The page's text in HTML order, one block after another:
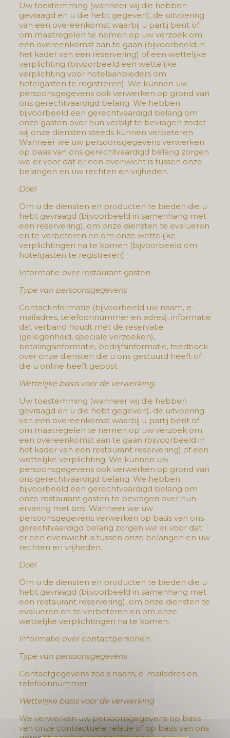
Uw toestemming (wanneer wij die hebben
gevraagd en u die hebt gegeven), de uitvoering
van een overeenkomst waarbij u partij bent of
om maatregelen te nemen op uw verzoek om
een overeenkomst aan te gaan (bijvoorbeeld in
het kader van een reservering) of een wettelijke
verplichting (bijvoorbeeld een wettelijke
verplichting voor hotelaanbieders om
hotelgasten te registreren). We kunnen uw
persoonsgegevens ook verwerken op grond van
ons gerechtvaardigd belang. We hebben
bijvoorbeeld een gerechtvaardigd belang om
onze gasten over hun verblijf te bevragen zodat
wij onze diensten steeds kunnen verbeteren.
Wanneer we uw persoonsgegevens verwerken
op basis van ons gerechtvaardigd belang zorgen
we er voor dat er een evenwicht is tussen onze
belangen en uw rechten en vrijheden.
Doel
Om u de diensten en producten te bieden die u
hebt gevraagd (bijvoorbeeld in samenhang met
een reservering), om onze diensten te evalueren
en te verbeteren en om onze wettelijke
verplichtingen na te komen (bijvoorbeeld om
hotelgasten te registreren).
Informatie over restaurant gasten
Type van persoonsgegevens
Contactinformatie (bijvoorbeeld uw naam, e-
mailadres, telefoonnummer en adres), informatie
dat verband houdt met de reservatie
(gelegenheid, speciale verzoeken),
betalingsinformatie, bedrijfsinformatie, feedback
over onze diensten die u ons gestuurd heeft of
die u online heeft gepost.
Wettelijke basis voor de verwerking
Uw toestemming (wanneer wij die hebben
gevraagd en u die hebt gegeven), de uitvoering
van een overeenkomst waarbij u partij bent of
om maatregelen te nemen op uw verzoek om
een overeenkomst aan te gaan (bijvoorbeeld in
het kader van een restaurant reservering) of een
wettelijke verplichting. We kunnen uw
persoonsgegevens ook verwerken op grond van
ons gerechtvaardigd belang. We hebben
bijvoorbeeld een gerechtvaardigd belang om
onze restaurant gasten te bevragen over hun
ervaring met ons. Wanneer we uw
persoonsgegevens verwerken op basis van ons
gerechtvaardigd belang zorgen we er voor dat
er een evenwicht is tussen onze belangen en uw
rechten en vrijheden.
Doel
Om u de diensten en producten te bieden die u
hebt gevraagd (bijvoorbeeld in samenhang met
een restaurant reservering), om onze diensten te
evalueren en te verbeteren en om onze
wettelijke verplichtingen na te komen.
Informatie over contactpersonen
Type van persoonsgegevens
Contactgegevens zoals naam, e-mailadres en
telefoonnummer.
Wettelijke basis voor de verwerking
We verwerken uw persoonsgegevens op basis
van onze contractuele relatie of op basis van ons